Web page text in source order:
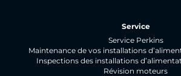
Service
Service Perkins
Maintenance de vos installations
Inspections des installations
Révision moteurs